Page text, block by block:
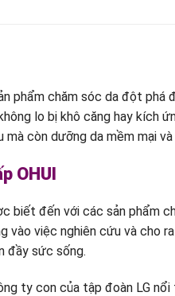
phẩm chăm sóc da đột
lo bị khô căng hay
còn dưỡng da mềm mại
OHUI
biết đến với các sản phẩm
việc nghiên cứu và cho
đầy sức sống.
ty con của tập đoàn LG